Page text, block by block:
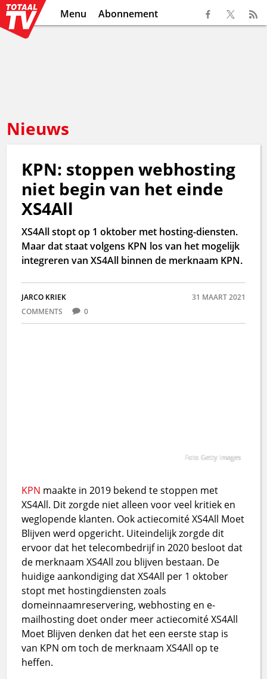
Menu Abonnement
Nieuws
KPN: stoppen webhosting
niet begin van het einde
XS4All
XS4All stopt op 1 oktober met hosting-diensten.
Maar dat staat volgens KPN los van het mogelijk
integreren van XS4All binnen de merknaam KPN.
JARCO KRIEK
31 MAART 2021
COMMENTS
0
Foto Getty Images
KPN maakte in 2019 bekend te stoppen met
XS4All. Dit zorgde niet alleen voor veel kritiek en
weglopende klanten. Ook actiecomité XS4All Moet
Blijven werd opgericht. Uiteindelijk zorgde dit
ervoor dat het telecombedrijf in 2020 besloot dat
de merknaam XS4All zou blijven bestaan. De
huidige aankondiging dat XS4All per 1 oktober
stopt met hostingdiensten zoals
domeinnaamreservering, webhosting en e-
mailhosting doet onder meer actiecomité XS4All
Moet Blijven denken dat het een eerste stap is
van KPN om toch de merknaam XS4All op te
heffen.